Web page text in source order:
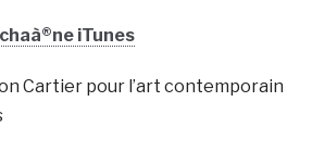
iTunes
Cartier pour l’art contemporain